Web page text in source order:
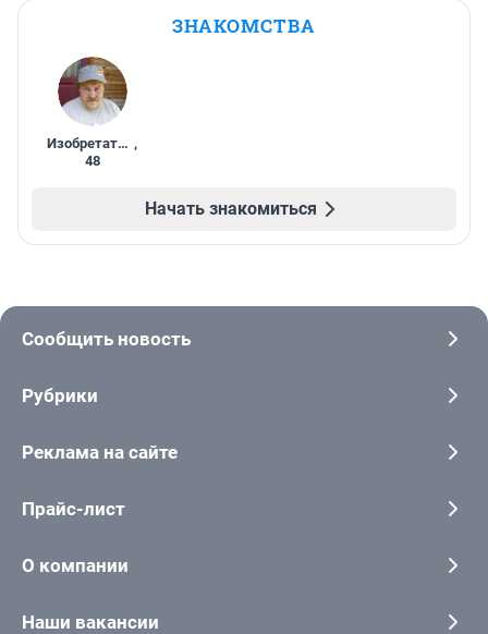
ЗНАКОМСТВА
Изобретатель ,
48
Начать знакомиться
Сообщить новость
Рубрики
Реклама на сайте
Прайс-лист
О компании
Наши вакансии